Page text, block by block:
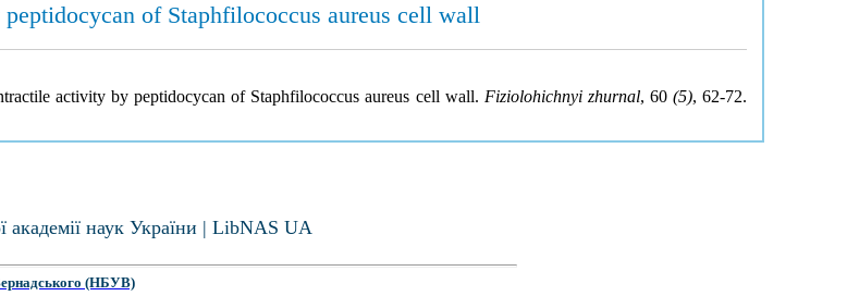
of Staphfilococcus aureus cell wall
activity by peptidocycan of Staphfilococcus aureus cell wall. Fiziolohichnyi zhurnal, 60(5), 62-72.
академії наук України | LibNAS UA
(НБУВ)